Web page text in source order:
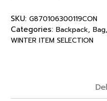
SKU: G870106300119CON
Categories: Backpack, Bag,
WINTER ITEM SELECTION